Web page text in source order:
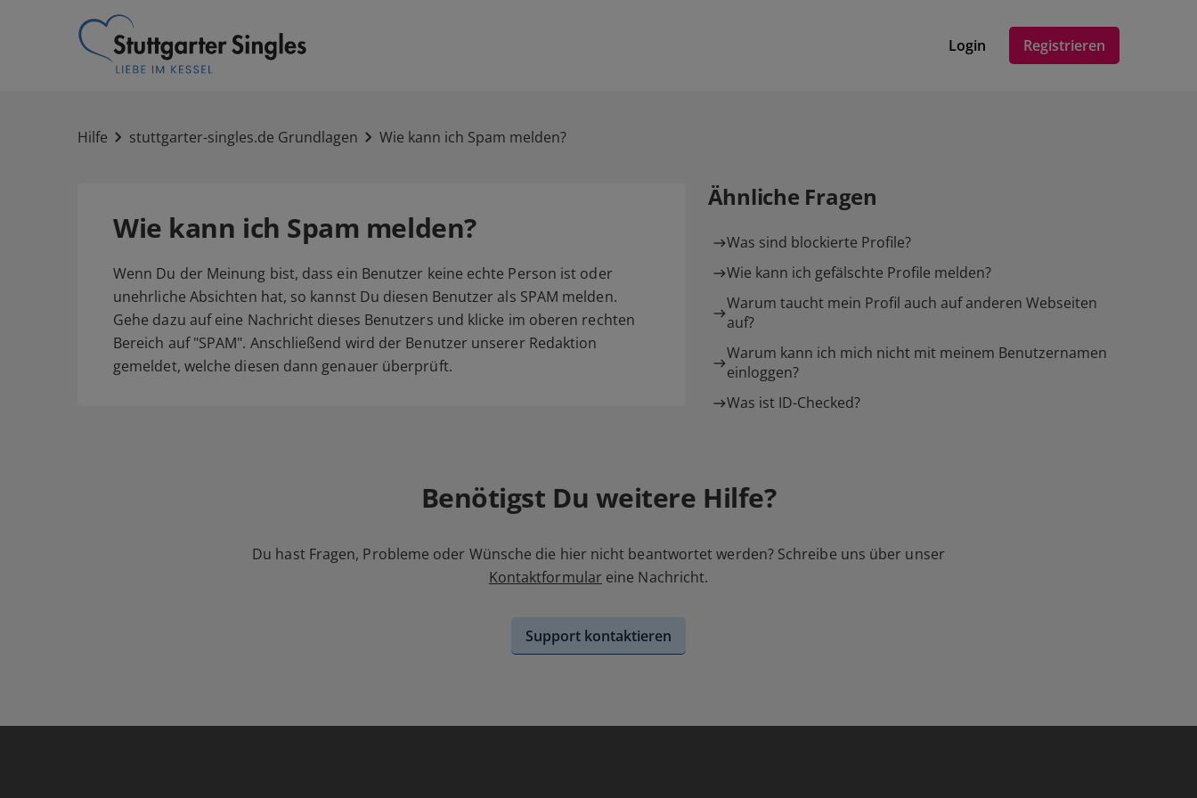
Login Registrieren
Hilfe stuttgarter-singles.de Grundlagen Wie kann ich Spam melden?
Wie kann ich Spam melden?
Wenn Du der Meinung bist, dass ein Benutzer keine echte Person ist oder
unehrliche Absichten hat, so kannst Du diesen Benutzer als SPAM melden.
Gehe dazu auf eine Nachricht dieses Benutzers und klicke im oberen rechten
Bereich auf "SPAM". Anschließend wird der Benutzer unserer Redaktion
gemeldet, welche diesen dann genauer überprüft.
Ähnliche Fragen
Was sind blockierte Profile?
Wie kann ich gefälschte Profile melden?
Warum taucht mein Profil auch auf anderen Webseiten
auf?
Warum kann ich mich nicht mit meinem Benutzernamen
einloggen?
Was ist ID-Checked?
Benötigst Du weitere Hilfe?
Du hast Fragen, Probleme oder Wünsche die hier nicht beantwortet werden? Schreibe uns über unser
Kontaktformular eine Nachricht.
Support kontaktieren